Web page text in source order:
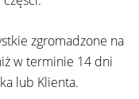
zgromadzone na
w terminie 14 dni
lub Klienta.